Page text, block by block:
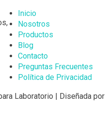
Inicio
Nosotros
Productos
Blog
Contacto
Preguntas Frecuentes
Política de Privacidad
Laboratorio | Diseñada por